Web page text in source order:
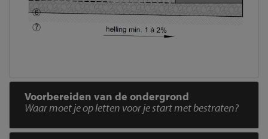
Voorbereiden van de ondergrond
Waar moet je op letten voor je start met bestraten?